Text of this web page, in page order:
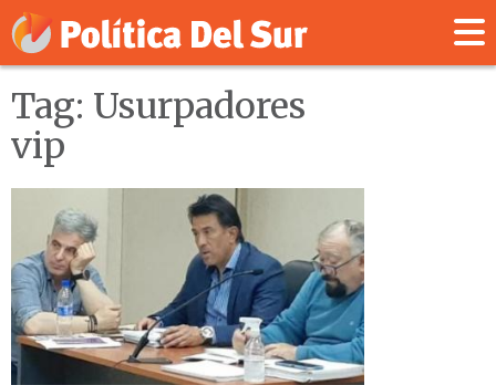
Tag: Usurpadores
vip